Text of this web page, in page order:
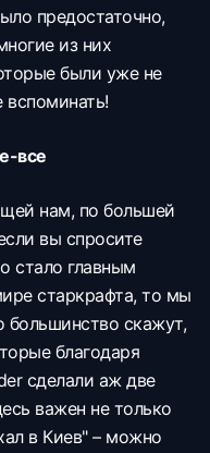
предостаточно,
из них
были уже не
все
нам, по большей
вы спросите
стало главным
старкрафта, то мы
большинство скажут,
благодаря
сделали аж две
важен не только
в Киев" – можно